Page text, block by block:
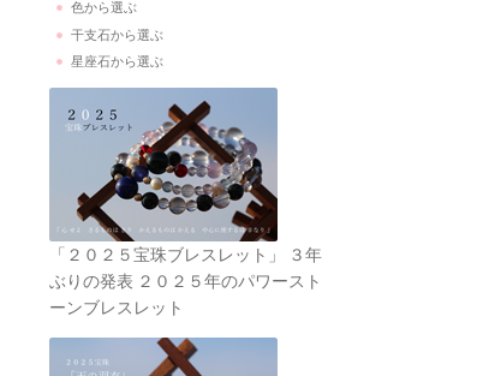
色から選ぶ
干支石から選ぶ
星座石から選ぶ
「２０２５宝珠ブレスレット」 ３年
ぶりの発表 ２０２５年のパワースト
ーンブレスレット